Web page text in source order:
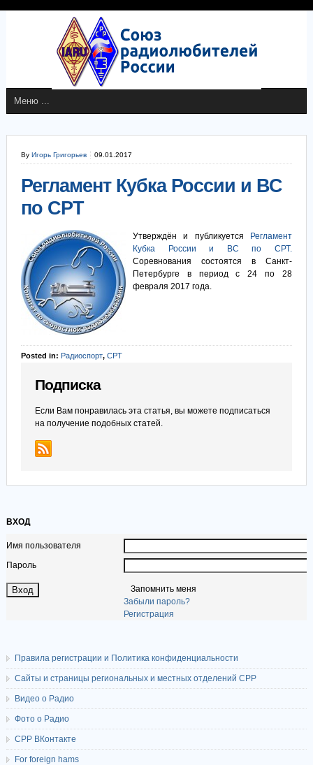
By Игорь Григорьев 09.01.2017
Регламент Кубка России и ВС
по СРТ
Утверждён и публикуется
Регламент
Кубка России и ВС по СРТ.
Соревнования состоятся в Санкт-
Петербурге в период с 24 по 28
февраля 2017 года.
Posted in: Радиоспорт, СРТ
Подписка
Если Вам понравилась эта статья, вы можете подписаться
на получение подобных статей.
ВХОД
Имя пользователя
Пароль
Запомнить меня
Забыли пароль?
Регистрация
Правила регистрации и Политика конфиденциальности
Сайты и страницы региональных и местных отделений СРР
Видео о Радио
Фото о Радио
СРР ВКонтакте
For foreign hams